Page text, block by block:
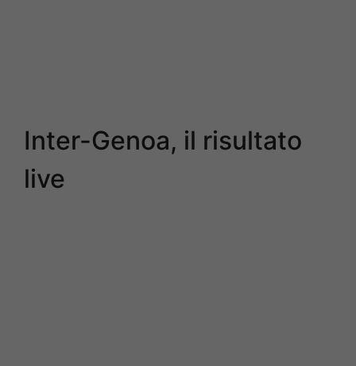
Inter-Genoa, il risultato
live